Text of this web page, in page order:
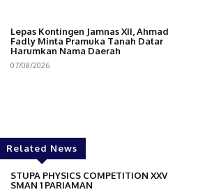
Lepas Kontingen Jamnas XII, Ahmad
Fadly Minta Pramuka Tanah Datar
Harumkan Nama Daerah
07/08/2026
Related News
STUPA PHYSICS COMPETITION XXV
SMAN 1 PARIAMAN